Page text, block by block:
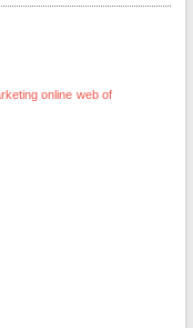
online web of